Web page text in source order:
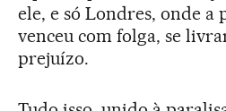
ele, e só Londres, onde a
venceu com folga, se
prejuízo.